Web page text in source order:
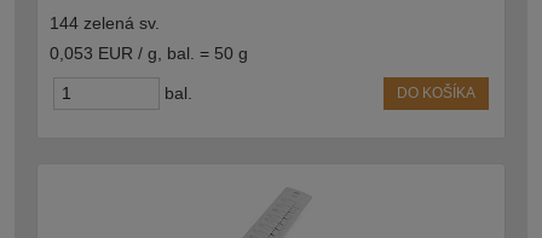
144 zelená sv.
0,053 EUR / g
bal. = 50 g
bal. DO KOŠÍKA